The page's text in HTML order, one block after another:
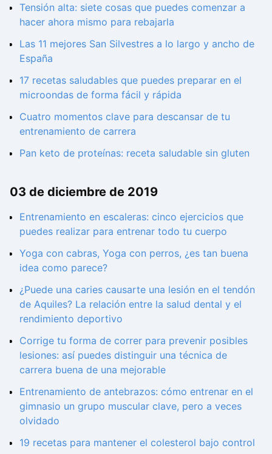
Tensión alta: siete cosas que puedes comenzar a
hacer ahora mismo para rebajarla
Las 11 mejores San Silvestres a lo largo y ancho de
España
17 recetas saludables que puedes preparar en el
microondas de forma fácil y rápida
Cuatro momentos clave para descansar de tu
entrenamiento de carrera
Pan keto de proteínas: receta saludable sin gluten
03 de diciembre de 2019
Entrenamiento en escaleras: cinco ejercicios que
puedes realizar para entrenar todo tu cuerpo
Yoga con cabras, Yoga con perros, ¿es tan buena
idea como parece?
¿Puede una caries causarte una lesión en el tendón
de Aquiles? La relación entre la salud dental y el
rendimiento deportivo
Corrige tu forma de correr para prevenir posibles
lesiones: así puedes distinguir una técnica de
carrera buena de una mejorable
Entrenamiento de antebrazos: cómo entrenar en el
gimnasio un grupo muscular clave, pero a veces
olvidado
19 recetas para mantener el colesterol bajo control